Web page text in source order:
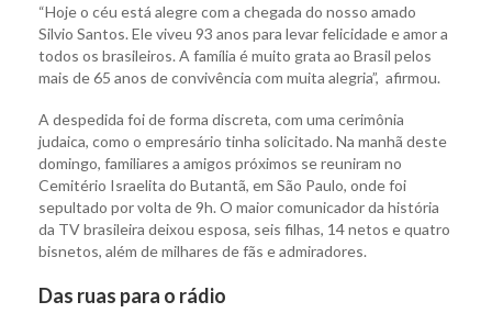
“Hoje o céu está alegre com a chegada do nosso amado
Silvio Santos. Ele viveu 93 anos para levar felicidade e amor a
todos os brasileiros. A família é muito grata ao Brasil pelos
mais de 65 anos de convivência com muita alegria”, afirmou.
A despedida foi de forma discreta, com uma cerimônia
judaica, como o empresário tinha solicitado. Na manhã deste
domingo, familiares a amigos próximos se reuniram no
Cemitério Israelita do Butantã, em São Paulo, onde foi
sepultado por volta de 9h. O maior comunicador da história
da TV brasileira deixou esposa, seis filhas, 14 netos e quatro
bisnetos, além de milhares de fãs e admiradores.
Das ruas para o rádio